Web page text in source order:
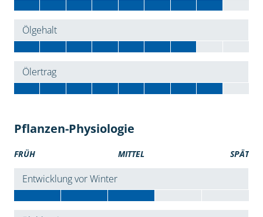
Ölgehalt
Ölertrag
Pflanzen-Physiologie
FRÜH MITTEL SPÄT
Entwicklung vor Winter